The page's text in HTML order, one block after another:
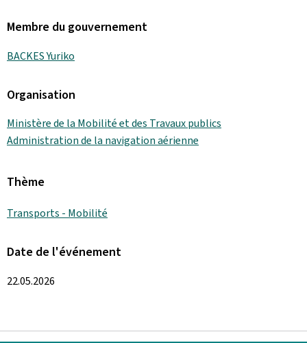
Membre du gouvernement
BACKES Yuriko
Organisation
Ministère de la Mobilité et des Travaux publics
Administration de la navigation aérienne
Thème
Transports - Mobilité
Date de l'événement
22.05.2026